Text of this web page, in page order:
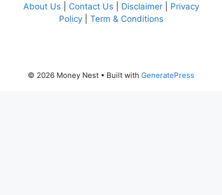
About Us Contact Us Disclaimer| Privacy
Policy| Term & Conditions
© 2026 Money Nest • Built with GeneratePress